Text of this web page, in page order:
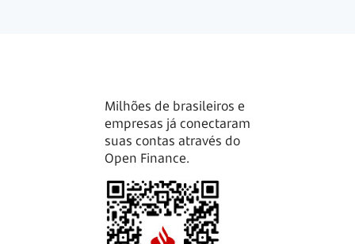
Milhões de brasileiros e
empresas já conectaram
suas contas através do
Open Finance.